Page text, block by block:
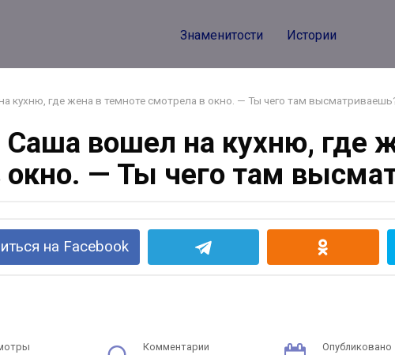
Знаменитости Истории
кухню, где жена в темноте смотрела в окно. — Ты чего там
вошел на кухню, где
окно. — Ты чего там
на Facebook
Комментарии Опубликовано